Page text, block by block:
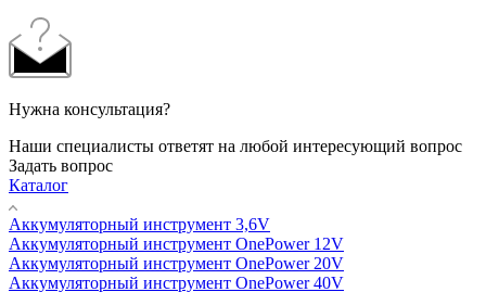
Нужна консультация?
Наши специалисты ответят на любой интересующий вопрос
Задать вопрос
Каталог
Аккумуляторный инструмент 3,6V
Аккумуляторный инструмент OnePower 12V
Аккумуляторный инструмент OnePower 20V
Аккумуляторный инструмент OnePower 40V